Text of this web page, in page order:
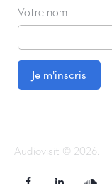
Votre nom
Audiovisit © 2026.